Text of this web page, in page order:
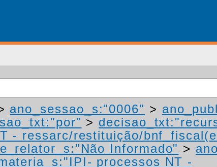
ano_sessao_s:"0006" >
>
- ressarc/restituição/
Informado" >
processos NT -